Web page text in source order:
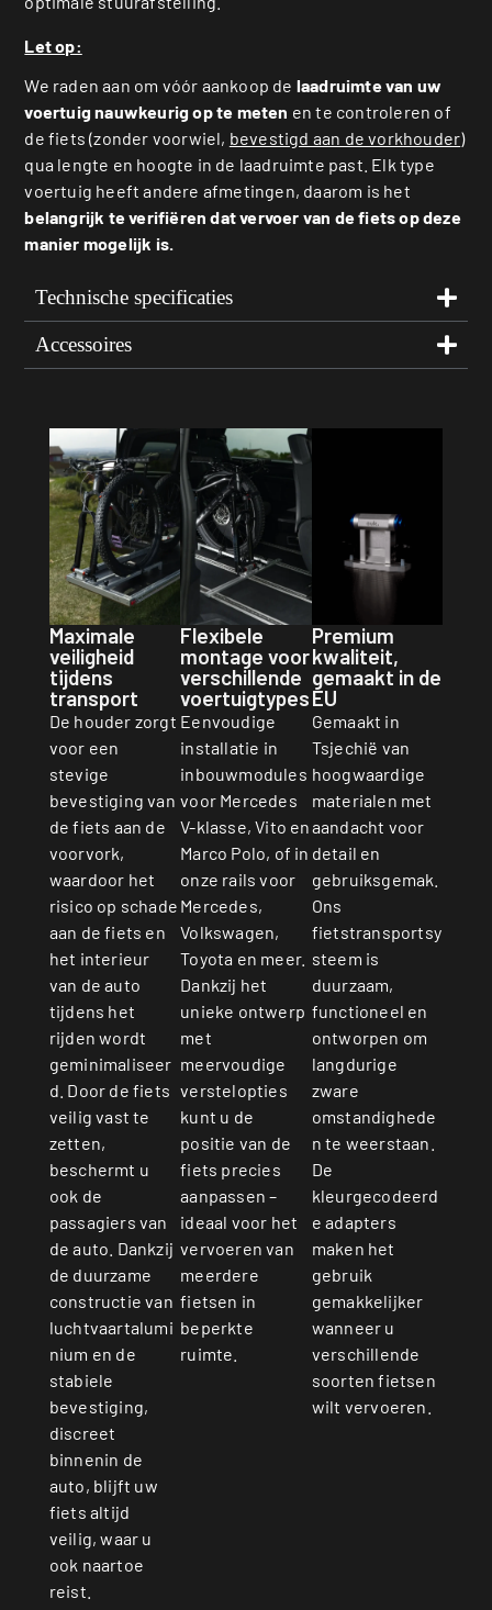
Let op:
We raden aan om vóór aankoop de laadruimte van uw
voertuig nauwkeurig op te meten en te controleren of
de fiets (zonder voorwiel, bevestigd aan de vorkhouder)
qua lengte en hoogte in de laadruimte past. Elk type
voertuig heeft andere afmetingen, daarom is het
belangrijk te verifiëren dat vervoer van de fiets op deze
manier mogelijk is.
Technische specificaties
Accessoires
Maximale
veiligheid
tijdens
transport
De houder zorgt
voor een
stevige
bevestiging van
de fiets aan de
voorvork,
waardoor het
risico op schade
aan de fiets en
het interieur
van de auto
tijdens het
rijden wordt
geminimaliseer
d. Door de fiets
veilig vast te
zetten,
beschermt u
ook de
passagiers van
de auto. Dankzij
de duurzame
constructie van
luchtvaartalumi
nium en de
stabiele
bevestiging,
discreet
binnenin de
auto, blijft uw
fiets altijd
veilig, waar u
ook naartoe
reist.
Flexibele
montage voor
verschillende
voertuigtypes
Eenvoudige
installatie in
inbouwmodules
voor Mercedes
V-klasse, Vito en
Marco Polo, of in
onze rails voor
Mercedes,
Volkswagen,
Toyota en meer.
Dankzij het
unieke ontwerp
met
meervoudige
verstelopties
kunt u de
positie van de
fiets precies
aanpassen –
ideaal voor het
vervoeren van
meerdere
fietsen in
beperkte
ruimte.
Premium
kwaliteit,
gemaakt in de
EU
Gemaakt in
Tsjechië van
hoogwaardige
materialen met
aandacht voor
detail en
gebruiksgemak.
Ons
fietstransportsy
steem is
duurzaam,
functioneel en
ontworpen om
langdurige
zware
omstandighede
n te weerstaan.
De
kleurgecodeerd
e adapters
maken het
gebruik
gemakkelijker
wanneer u
verschillende
soorten fietsen
wilt vervoeren.